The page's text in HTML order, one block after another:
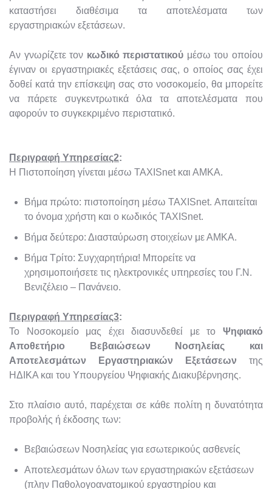
καταστήσει διαθέσιμα τα αποτελέσματα των
εργαστηριακών εξετάσεων.
Αν γνωρίζετε τον κωδικό περιστατικού μέσω του οποίου
έγιναν οι εργαστηριακές εξετάσεις σας, ο οποίος σας έχει
δοθεί κατά την επίσκεψη σας στο νοσοκομείο, θα μπορείτε
να πάρετε συγκεντρωτικά όλα τα αποτελέσματα που
αφορούν το συγκεκριμένο περιστατικό.
Περιγραφή Υπηρεσίας2:
Η Πιστοποίηση γίνεται μέσω TAXISnet και ΑΜΚΑ.
Βήμα πρώτο: πιστοποίηση μέσω TAXISnet. Απαιτείται
το όνομα χρήστη και ο κωδικός TAXISnet.
Βήμα δεύτερο: Διασταύρωση στοιχείων με ΑΜΚΑ.
Βήμα Τρίτο: Συγχαρητήρια! Μπορείτε να
χρησιμοποιήσετε τις ηλεκτρονικές υπηρεσίες του Γ.N.
Βενιζέλειο – Πανάνειο.
Περιγραφή Υπηρεσίας3:
Το Νοσοκομείο μας έχει διασυνδεθεί με το Ψηφιακό
Αποθετήριο Βεβαιώσεων Νοσηλείας και
Αποτελεσμάτων Εργαστηριακών Εξετάσεων της
ΗΔΙΚΑ και του Υπουργείου Ψηφιακής Διακυβέρνησης.
Στο πλαίσιο αυτό, παρέχεται σε κάθε πολίτη η δυνατότητα
προβολής ή έκδοσης των:
Βεβαιώσεων Νοσηλείας για εσωτερικούς ασθενείς
Αποτελεσμάτων όλων των εργαστηριακών εξετάσεων
(πλην Παθολογοανατομικού εργαστηρίου και